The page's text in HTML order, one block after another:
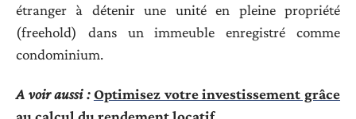
étranger à détenir une unité en pleine propriété
(freehold) dans un immeuble enregistré comme
condominium.
A voir aussi : Optimisez votre investissement grâce